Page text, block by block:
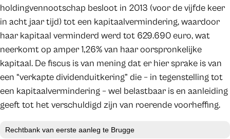
holdingvennootschap besloot in 2013 (voor de vijfde keer
in acht jaar tijd) tot een kapitaalvermindering, waardoor
haar kapitaal verminderd werd tot 629.690 euro, wat
neerkomt op amper 1,26% van haar oorspronkelijke
kapitaal. De fiscus is van mening dat er hier sprake is van
een “verkapte dividenduitkering” die – in tegenstelling tot
een kapitaalvermindering – wel belastbaar is en aanleiding
geeft tot het verschuldigd zijn van roerende voorheffing.
Rechtbank van eerste aanleg te Brugge